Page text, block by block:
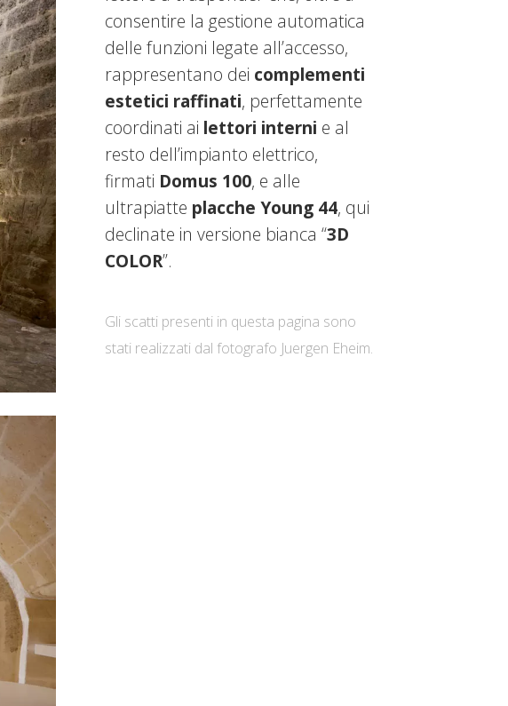
consentire la gestione automatica
delle funzioni legate all’accesso,
rappresentano dei complementi
estetici raffinati, perfettamente
coordinati ai lettori interni e al
resto dell’impianto elettrico,
firmati Domus 100, e alle
ultrapiatte placcheYoung 44, qui
declinate in versione bianca “3D
COLOR”.
Gli scatti presenti in questa pagina sono
stati realizzati dal fotografo Juergen Eheim.